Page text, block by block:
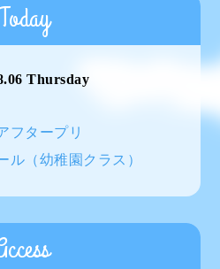
Thursday
フタープリ
ル（幼稚園クラス）